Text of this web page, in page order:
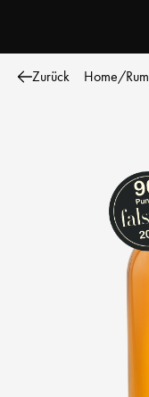
Zurück Home/Rum